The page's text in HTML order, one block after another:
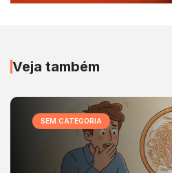
Veja também
SEM CATEGORIA